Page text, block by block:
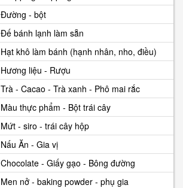
Đường - bột
Đế bánh lạnh làm sẵn
Hạt khô làm bánh (hạnh nhân, nho, điều)
Hương liệu - Rượu
Trà - Cacao - Trà xanh - Phô mai rắc
Màu thực phẩm - Bột trái cây
Mứt - siro - trái cây hộp
Nấu Ăn - Gia vị
Chocolate - Giấy gạo - Bông đường
Men nở - baking powder - phụ gia